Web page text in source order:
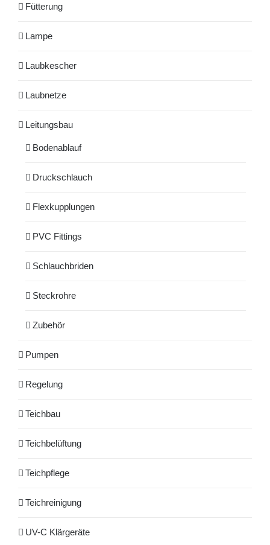
Fütterung
Lampe
Laubkescher
Laubnetze
Leitungsbau
Bodenablauf
Druckschlauch
Flexkupplungen
PVC Fittings
Schlauchbriden
Steckrohre
Zubehör
Pumpen
Regelung
Teichbau
Teichbelüftung
Teichpflege
Teichreinigung
UV-C Klärgeräte